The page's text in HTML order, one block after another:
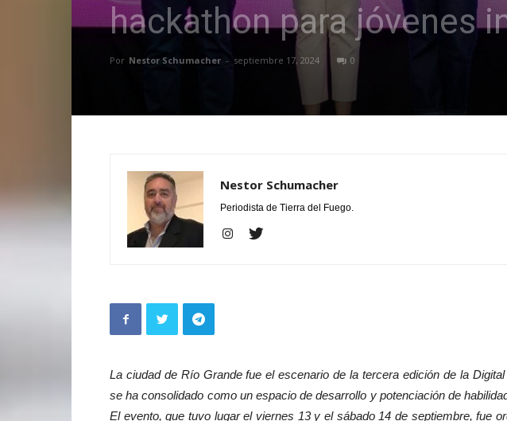
hackathon para jóvenes
Por Nestor Schumacher - septiembre 17, 2024 0
Nestor Schumacher
Periodista de Tierra del Fuego.
La ciudad de Río Grande fue el escenario de la tercera edición de la
se ha consolidado como un espacio de desarrollo y potenciación de
El evento, que tuvo lugar el viernes 13 y el sábado 14 de septiembre, fue